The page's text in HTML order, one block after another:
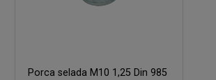
Porca selada M10 1,25 Din 985